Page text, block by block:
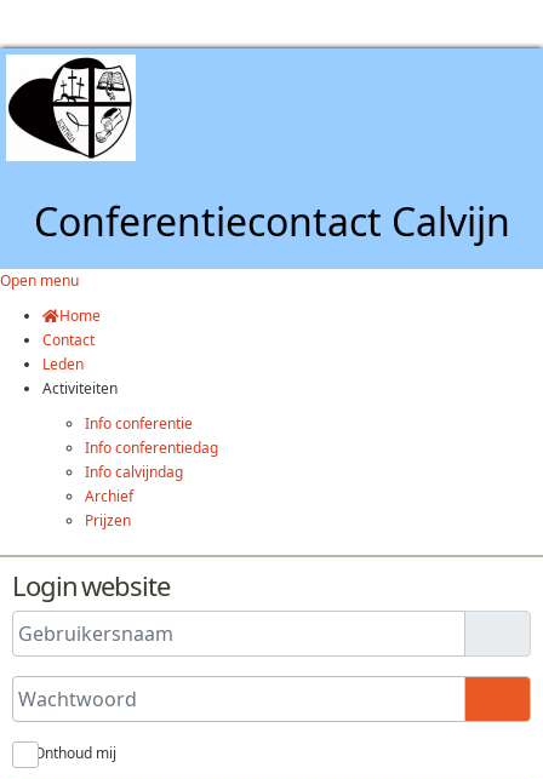
Conferentiecontact Calvijn
Open menu
Home
Contact
Leden
Activiteiten
Info conferentie
Info conferentiedag
Info calvijndag
Archief
Prijzen
Login website
Gebruikersnaam
Wachtwoord
Onthoud mij